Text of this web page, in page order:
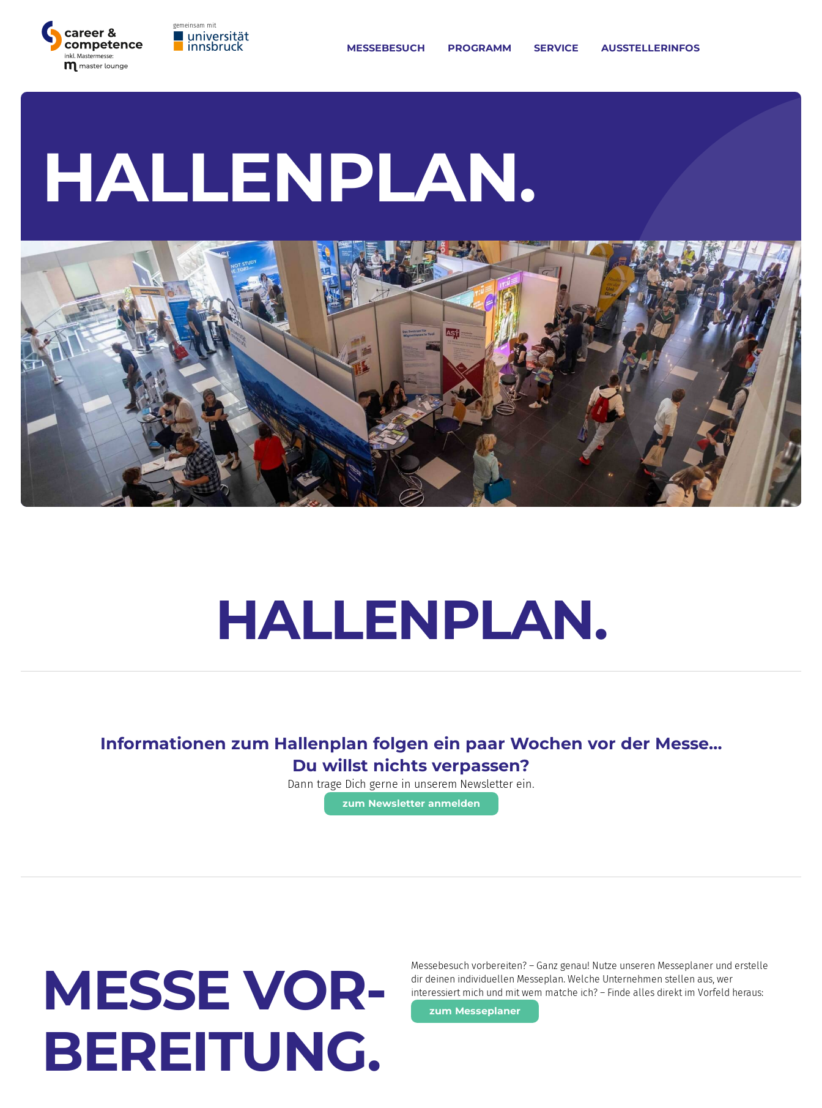
gemeinsam mit
MESSEBESUCH PROGRAMM SERVICE AUSSTELLERINFOS
HALLENPLAN.
HALLENPLAN.
Informationen zum Hallenplan folgen ein paar Wochen vor der Messe…
Du willst nichts verpassen?
Dann trage Dich gerne in unserem Newsletter ein.
zum Newsletter anmelden
MESSE VOR-
BEREITUNG.
Messebesuch vorbereiten? – Ganz genau! Nutze unseren Messeplaner und erstelle
dir deinen individuellen Messeplan. Welche Unternehmen stellen aus, wer
interessiert mich und mit wem matche ich? – Finde alles direkt im Vorfeld heraus:
zum Messeplaner